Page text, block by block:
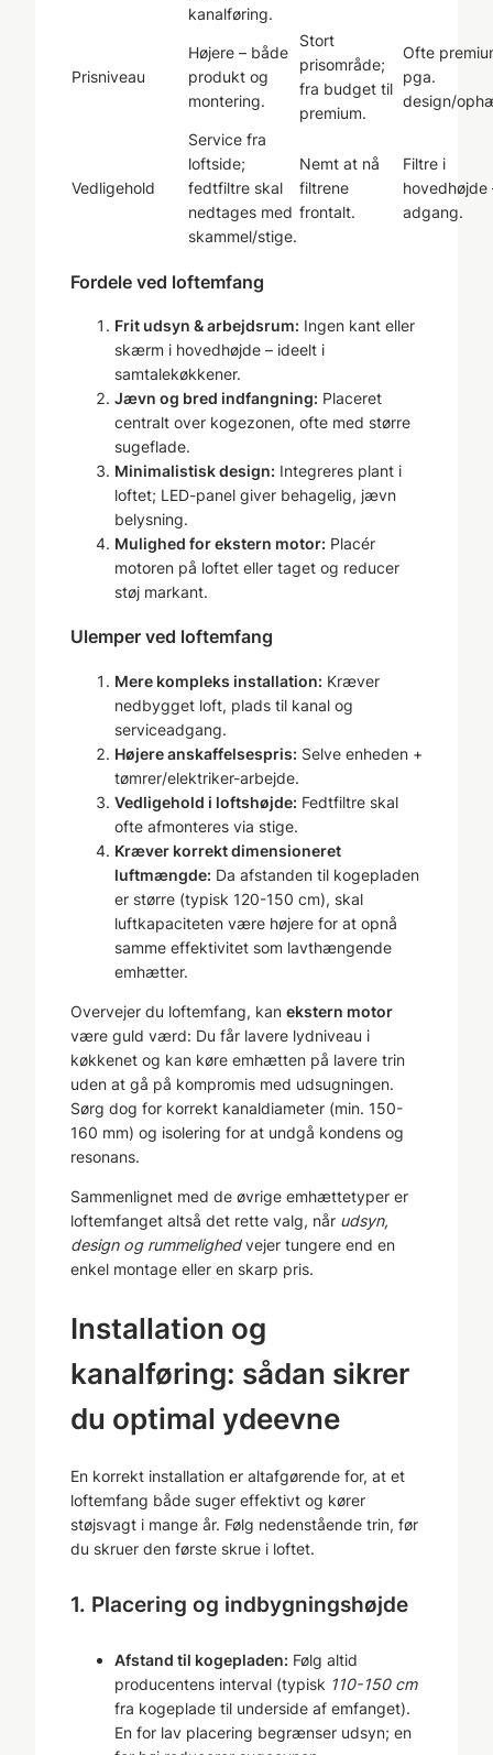
kanalføring.
Prisniveau
Højere – både
produkt og
montering.
Stort
prisområde;
fra budget til
premium.
Ofte
pga.
design/
Vedligehold
Service fra
loftside;
fedtfiltre skal
nedtages med
skammel/stige.
Nemt at nå
filtrene
frontalt.
Filtre i
hovedhøjde
adgang.
Fordele ved loftemfang
Frit udsyn & arbejdsrum: Ingen kant eller
skærm i hovedhøjde – ideelt i
samtalekøkkener.
Jævn og bred indfangning: Placeret
centralt over kogezonen, ofte med større
sugeflade.
Minimalistisk design: Integreres plant i
loftet; LED-panel giver behagelig, jævn
belysning.
Mulighed for ekstern motor: Placér
motoren på loftet eller taget og reducer
støj markant.
Ulemper ved loftemfang
Mere kompleks installation: Kræver
nedbygget loft, plads til kanal og
serviceadgang.
Højere anskaffelsespris: Selve enheden +
tømrer/elektriker-arbejde.
Vedligehold i loftshøjde: Fedtfiltre skal
ofte afmonteres via stige.
Kræver korrekt dimensioneret
luftmængde: Da afstanden til kogepladen
er større (typisk 120-150 cm), skal
luftkapaciteten være højere for at opnå
samme effektivitet som lavthængende
emhætter.
Overvejer du loftemfang, kan ekstern motor
være guld værd: Du får lavere lydniveau i
køkkenet og kan køre emhætten på lavere trin
uden at gå på kompromis med udsugningen.
Sørg dog for korrekt kanaldiameter (min. 150-
160 mm) og isolering for at undgå kondens og
resonans.
Sammenlignet med de øvrige emhættetyper er
loftemfanget altså det rette valg, når udsyn,
design og rummelighedvejer tungere end en
enkel montage eller en skarp pris.
Installation og
kanalføring: sådan sikrer
du optimal ydeevne
En korrekt installation er altafgørende for, at et
loftemfang både suger effektivt og kører
støjsvagt i mange år. Følg nedenstående trin, før
du skruer den første skrue i loftet.
1. Placering og indbygningshøjde
Afstand til kogepladen: Følg altid
producentens interval (typisk 110-150 cm
fra kogeplade til underside af emfanget).
En for lav placering begrænser udsyn; en